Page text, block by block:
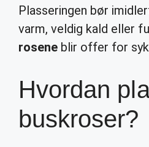
Plasseringen bør
varm, veldig kald eller
rosene blir offer for
Hvordan
buskroser?